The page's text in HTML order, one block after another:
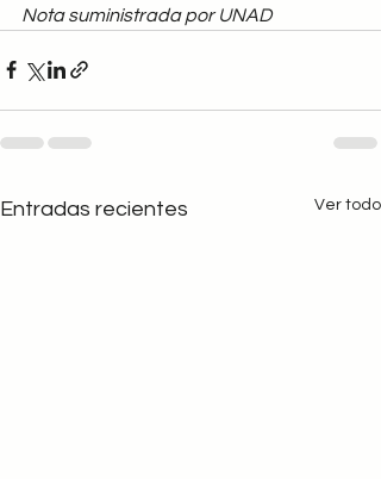
Nota suministrada por UNAD
Entradas recientes Ver todo